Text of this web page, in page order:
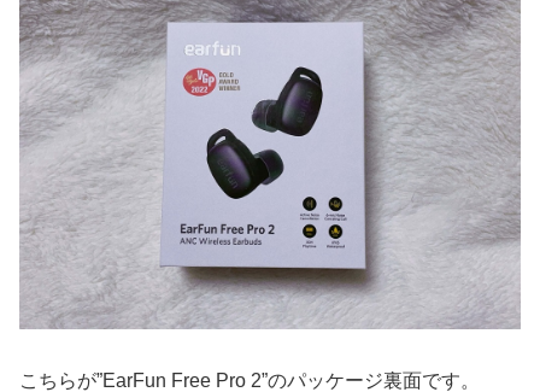
こちらが”EarFun Free Pro 2”のパッケージ裏面です。